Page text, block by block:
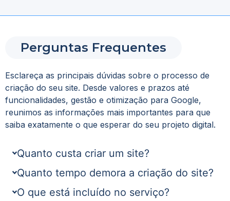
Perguntas Frequentes
Esclareça as principais dúvidas sobre o processo de
criação do seu site. Desde valores e prazos até
funcionalidades, gestão e otimização para Google,
reunimos as informações mais importantes para que
saiba exatamente o que esperar do seu projeto digital.
Quanto custa criar um site?
Quanto tempo demora a criação do site?
O que está incluído no serviço?